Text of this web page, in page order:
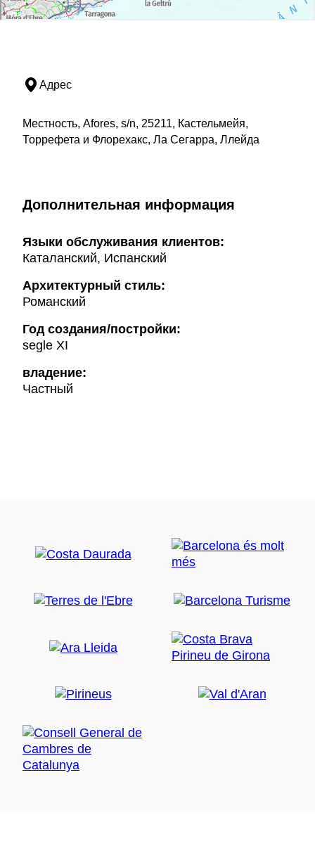
Адрес
Местность, Afores, s/n, 25211, Кастельмейя,
Торрефета и Флорехакс, Ла Сегарра, Ллейда
Дополнительная информация
Языки обслуживания клиентов:
Каталанский, Испанский
Архитектурный стиль:
Романский
Год создания/постройки:
segle XI
владение:
Частный